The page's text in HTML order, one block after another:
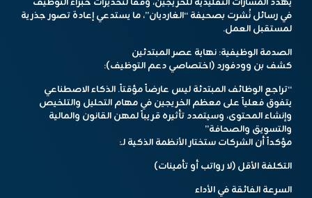
في رسائل نُشرت بصحيفة “الغارديان”، ما يستدعي إعادة تصور جذرية
لمستقبل العمل.
الصدمة الوظيفية: نهاية عصر المبتدئين
كشف بن وودفورد (اختصاصي دعم التوظيف):
“تراجع الوظائف المبتدئة ليس عارضاً مؤقتاً. الذكاء الاصطناعي
يتفوق فعلياً على معظم الخريجين في مهام التحليل والتلخيص
وإنشاء المحتوى، وسيتمدد تأثيره قريباً لمهن القانون والمالية
والتسويق والصحافة”
مؤكداً أن الشركات ستختار الأنظمة الذكية لـ:
التكلفة الأقل (لا رواتب أو تأمينات)
السرعة الفائقة في الأداء